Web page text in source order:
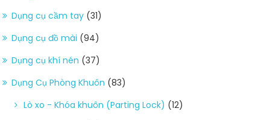
Dụng cụ cầm tay (31)
Dụng cụ đồ mài (94)
Dụng cụ khí nén (37)
Dụng Cụ Phòng Khuôn (83)
Lò xo - Khóa khuôn (Parting Lock) (12)